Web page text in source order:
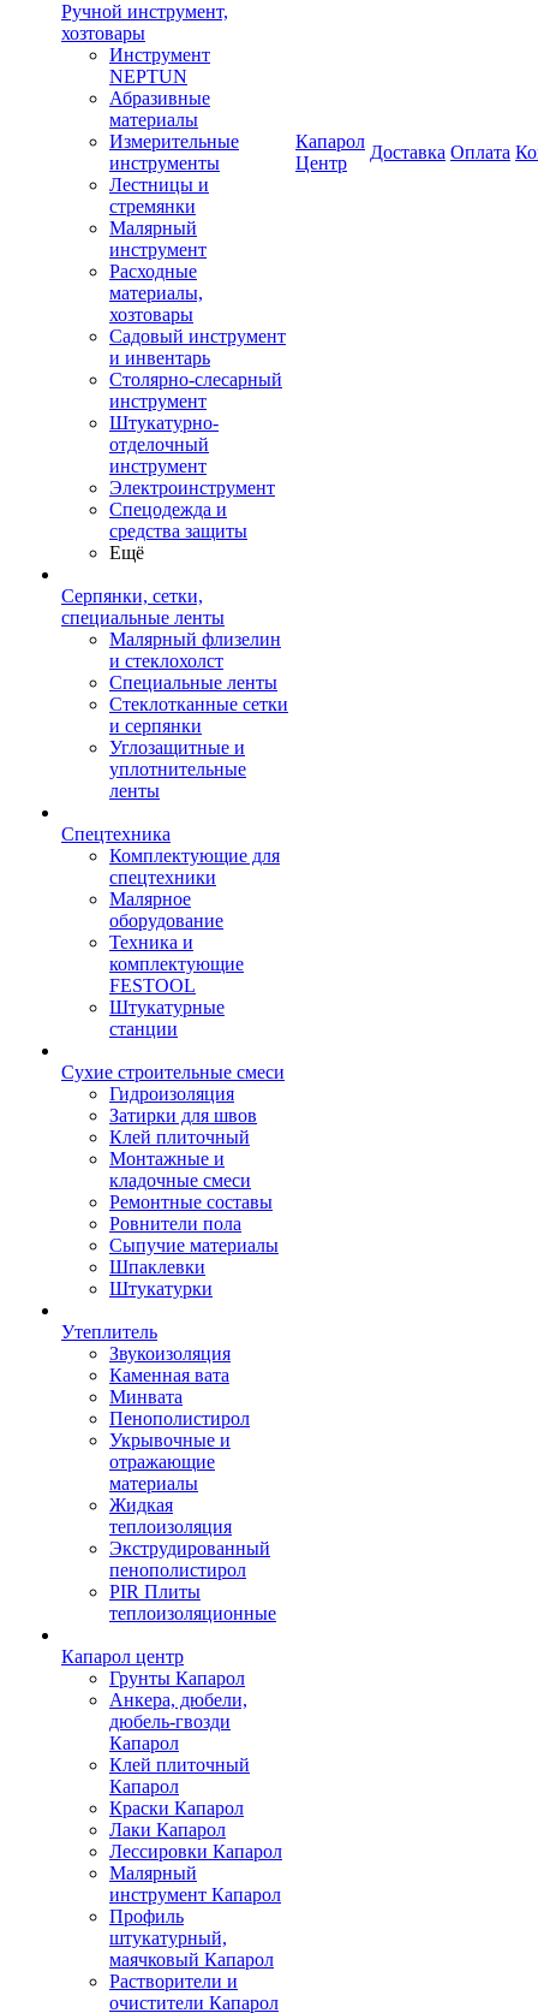
Ручной инструмент,
хозтовары
Инструмент
NEPTUN
Абразивные
материалы
Измерительные
инструменты
Лестницы и
стремянки
Малярный
инструмент
Расходные
материалы,
хозтовары
Садовый инструмент
и инвентарь
Столярно-слесарный
инструмент
Штукатурно-
отделочный
инструмент
Электроинструмент
Спецодежда и
средства защиты
Ещё
Серпянки, сетки,
специальные ленты
Малярный флизелин
и стеклохолст
Специальные ленты
Стеклотканные сетки
и серпянки
Углозащитные и
уплотнительные
ленты
Спецтехника
Комплектующие для
спецтехники
Малярное
оборудование
Техника и
комплектующие
FESTOOL
Штукатурные
станции
Сухие строительные смеси
Гидроизоляция
Затирки для швов
Клей плиточный
Монтажные и
кладочные смеси
Ремонтные составы
Ровнители пола
Сыпучие материалы
Шпаклевки
Штукатурки
Утеплитель
Звукоизоляция
Каменная вата
Минвата
Пенополистирол
Укрывочные и
отражающие
материалы
Жидкая
теплоизоляция
Экструдированный
пенополистирол
PIR Плиты
теплоизоляционные
Капарол центр
Грунты Капарол
Анкера, дюбели,
дюбель-гвозди
Капарол
Клей плиточный
Капарол
Краски Капарол
Лаки Капарол
Лессировки Капарол
Малярный
инструмент Капарол
Профиль
штукатурный,
маячковый Капарол
Растворители и
очистители Капарол
Капарол
Центр
Доставка Оплата